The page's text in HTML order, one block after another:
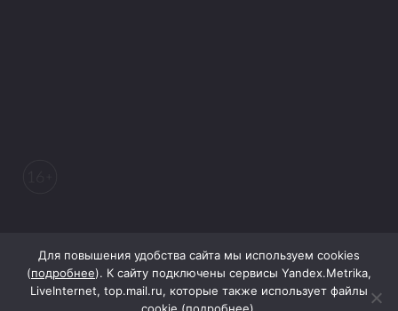
Для повышения удобства сайта мы используем cookies
(подробнее). К сайту подключены сервисы Yandex.Metrika,
LiveInternet, top.mail.ru, которые также использует файлы